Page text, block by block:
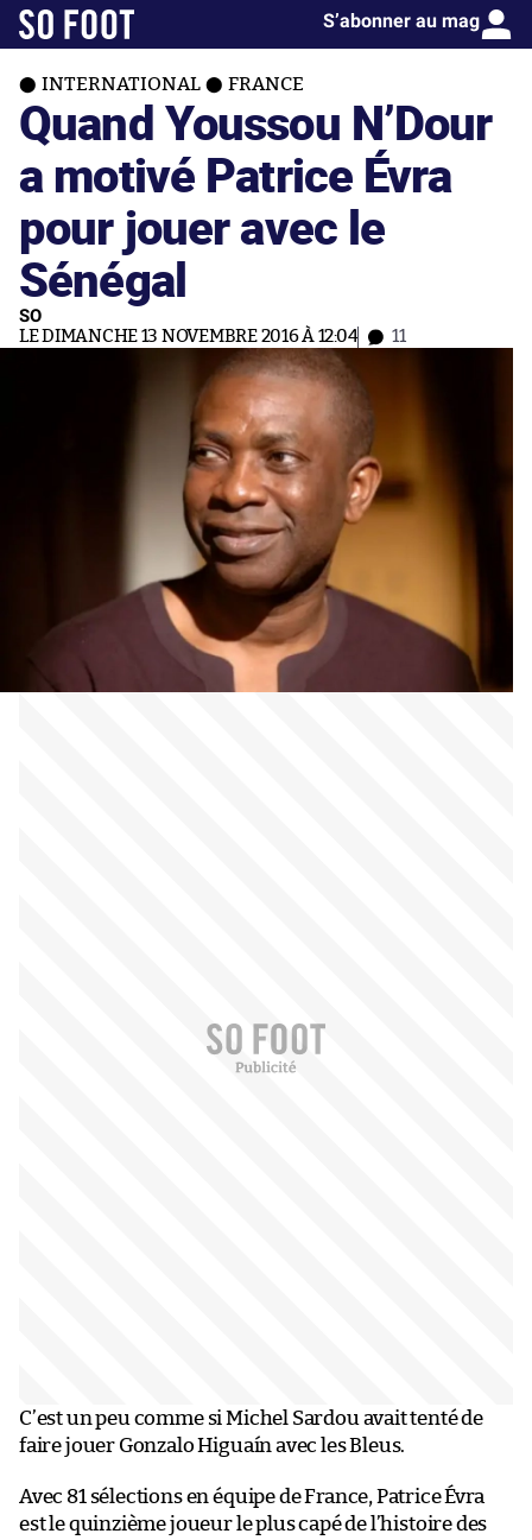
S’abonner au mag
INTERNATIONAL FRANCE
Quand Youssou N’Dour
a motivé Patrice Évra
pour jouer avec le
Sénégal
SO
LE DIMANCHE 13 NOVEMBRE 2016 À 12:04 11
C’est un peu comme si Michel Sardou avait tenté de
faire jouer Gonzalo Higuaín avec les Bleus.
Avec 81 sélections en équipe de France, Patrice Évra
est le quinzième joueur le plus capé de l’histoire des